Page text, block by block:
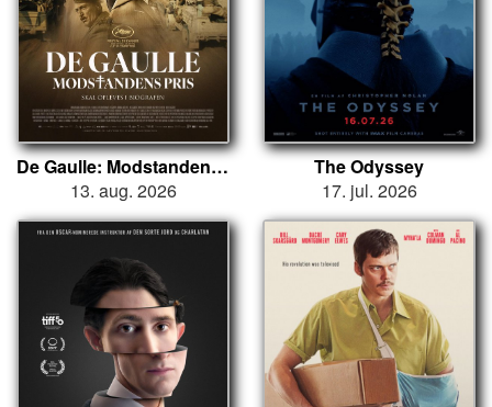
De Gaulle: Modstandens Pris
13. aug. 2026
The Odyssey
17. jul. 2026